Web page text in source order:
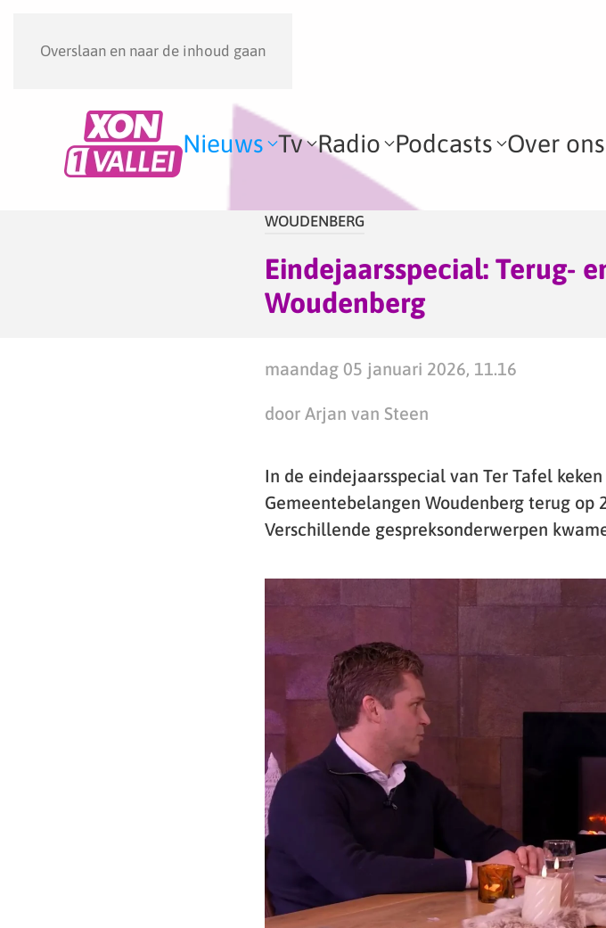
Overslaan en naar de inhoud gaan
Nieuws Tv Radio Podcasts Over ons
WOUDENBERG
Eindejaarsspecial: Terug-
Woudenberg
maandag 05 januari 2026, 11.16
door Arjan van Steen
In de eindejaarsspecial van Ter Tafel
Gemeentebelangen Woudenberg terug
Verschillende gespreksonderwerpen